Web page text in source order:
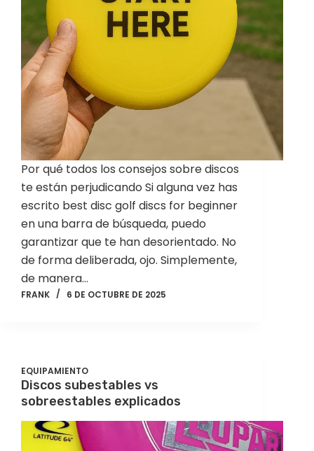
Por qué todos los consejos sobre discos
te están perjudicando Si alguna vez has
escrito best disc golf discs for beginner
en una barra de búsqueda, puedo
garantizar que te han desorientado. No
de forma deliberada, ojo. Simplemente,
de manera…
FRANK 6 DE OCTUBRE DE 2025
EQUIPAMIENTO
Discos subestables vs
sobreestables explicados